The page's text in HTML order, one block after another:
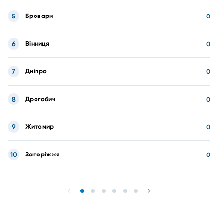
Бровари 0
5
Вінниця 0
6
Дніпро 0
7
Дрогобич 0
8
Житомир 0
9
Запоріжжя 0
10